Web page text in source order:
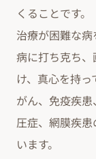
くることです。
治療が困難な
病に打ち克ち
け、真心を持
がん、免疫疾
圧症、網膜疾
います。